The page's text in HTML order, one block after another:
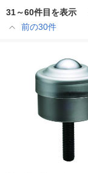
31～60件目を表示
前の30件